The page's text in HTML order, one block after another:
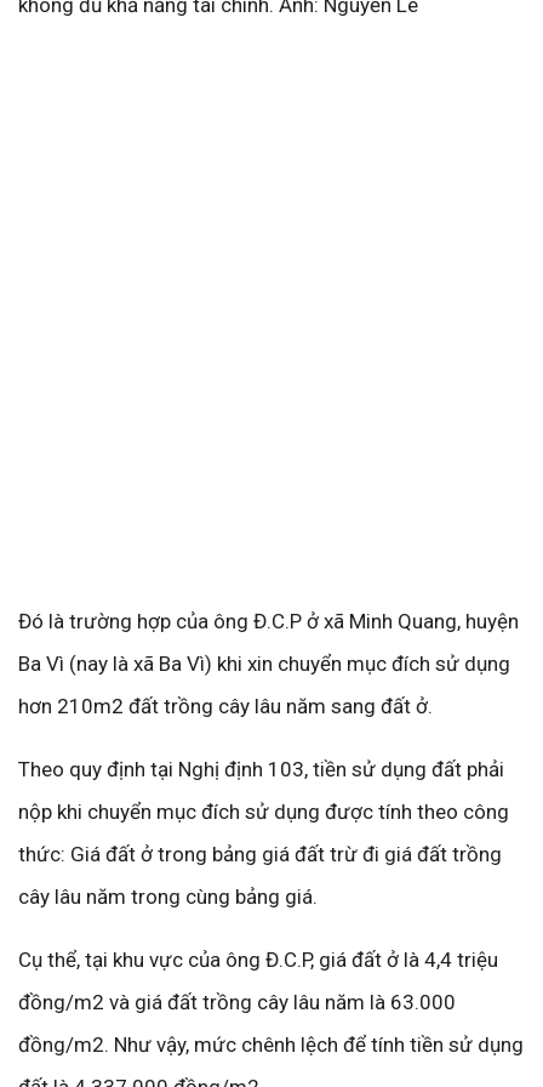
không đủ khả năng tài chính. Ảnh: Nguyễn Lê
Đó là trường hợp của ông Đ.C.P ở xã Minh Quang, huyện
Ba Vì (nay là xã Ba Vì) khi xin chuyển mục đích sử dụng
hơn 210m2 đất trồng cây lâu năm sang đất ở.
Theo quy định tại Nghị định 103, tiền sử dụng đất phải
nộp khi chuyển mục đích sử dụng được tính theo công
thức: Giá đất ở trong bảng giá đất trừ đi giá đất trồng
cây lâu năm trong cùng bảng giá.
Cụ thể, tại khu vực của ông Đ.C.P, giá đất ở là 4,4 triệu
đồng/m2 và giá đất trồng cây lâu năm là 63.000
đồng/m2. Như vậy, mức chênh lệch để tính tiền sử dụng